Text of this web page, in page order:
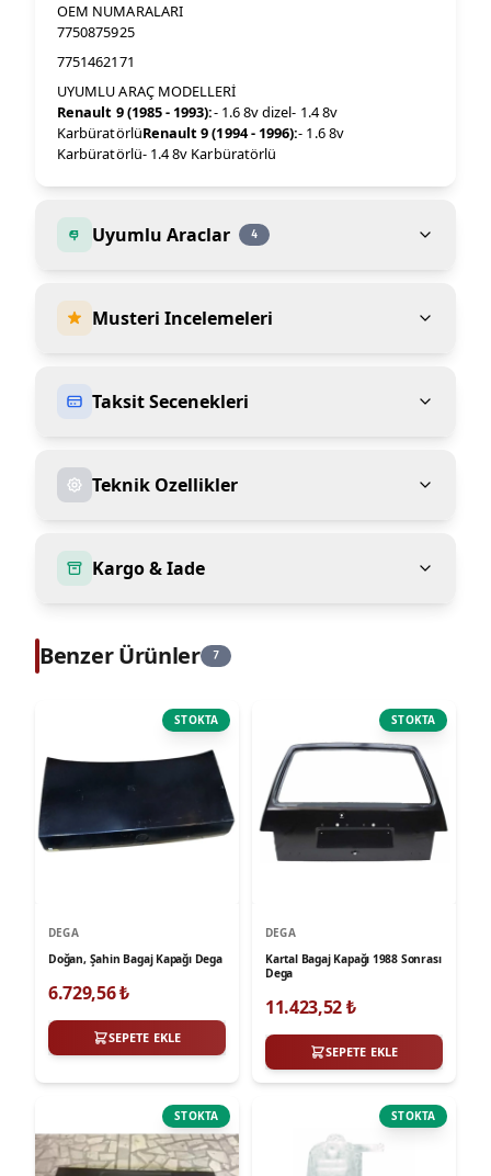
OEM NUMARALARI
7750875925
7751462171
UYUMLU ARAÇ MODELLERİ
Renault 9 (1985 - 1993):- 1.6 8v dizel- 1.4 8v
KarbüratörlüRenault 9 (1994 - 1996):- 1.6 8v
Karbüratörlü- 1.4 8v Karbüratörlü
Uyumlu Araclar 4
Musteri Incelemeleri
Taksit Secenekleri
Teknik Ozellikler
Kargo & Iade
Benzer Ürünler 7
STOKTA
DEGA
Doğan, Şahin Bagaj Kapağı Dega
6.729,56₺
SEPETE EKLE
STOKTA
DEGA
Kartal Bagaj Kapağı 1988 Sonrası
Dega
11.423,52₺
SEPETE EKLE
STOKTA STOKTA